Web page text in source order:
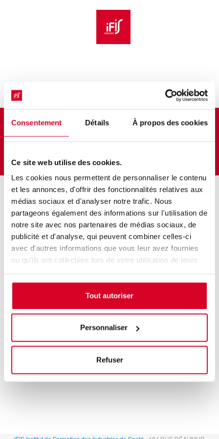
Consentement Détails À propos des cookies
Ce site web utilise des cookies.
Les cookies nous permettent de personnaliser le contenu
et les annonces, d'offrir des fonctionnalités relatives aux
médias sociaux et d'analyser notre trafic. Nous
partageons également des informations sur l'utilisation de
notre site avec nos partenaires de médias sociaux, de
publicité et d'analyse, qui peuvent combiner celles-ci
avec d'autres informations que vous leur avez fournies
ou qu'ils ont collectées lors de votre utilisation de leurs
Tout autoriser
Personnaliser
Refuser
DECADI Aline